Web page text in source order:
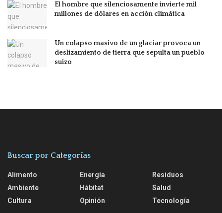
El hombre que silenciosamente invierte mil
millones de dólares en acción climática
Un colapso masivo de un glaciar provoca un
deslizamiento de tierra que sepulta un pueblo
suizo
Buscar por Categorías
Alimento
Ambiente
Cultura
Energía
Hábitat
Opinión
Residuos
Salud
Tecnología